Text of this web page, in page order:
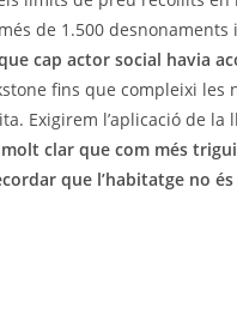
més de 1.500
cap actor social havia
fins que compleixi les
Exigirem l’aplicació de la
clar que com més trigui
que l’habitatge no